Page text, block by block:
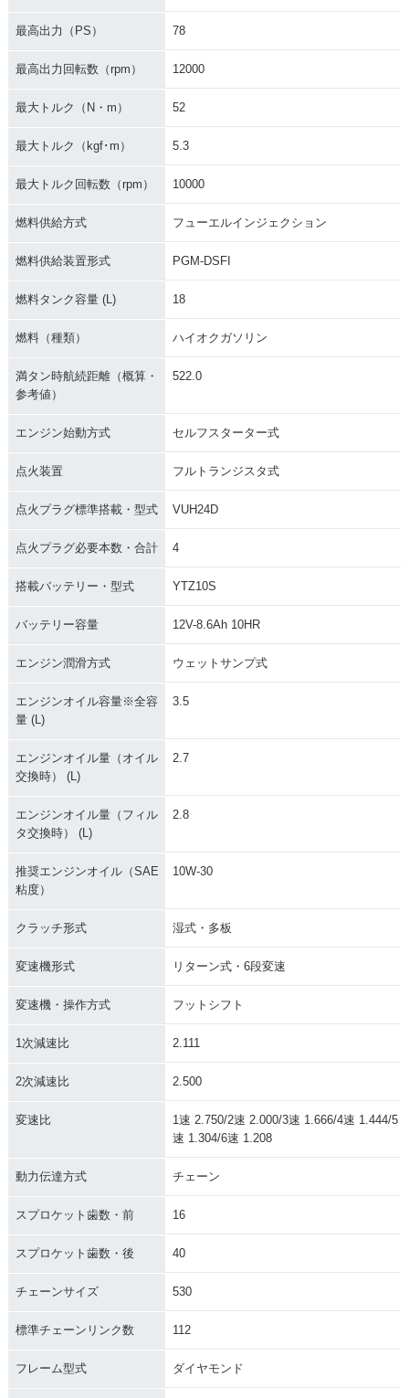
最高出力（PS） 78
最高出力回転数（rpm） 12000
最大トルク（N・m） 52
最大トルク（kgf･m） 5.3
最大トルク回転数（rpm） 10000
燃料供給方式 フューエルインジェクション
燃料供給装置形式 PGM-DSFI
燃料タンク容量 (L) 18
燃料（種類） ハイオクガソリン
満タン時航続距離（概算・
参考値）
522.0
エンジン始動方式 セルフスターター式
点火装置 フルトランジスタ式
点火プラグ標準搭載・型式 VUH24D
点火プラグ必要本数・合計 4
搭載バッテリー・型式 YTZ10S
バッテリー容量 12V-8.6Ah 10HR
エンジン潤滑方式 ウェットサンプ式
エンジンオイル容量※全容
量 (L)
3.5
エンジンオイル量（オイル
交換時） (L)
2.7
エンジンオイル量（フィル
タ交換時） (L)
2.8
推奨エンジンオイル（SAE
粘度）
10W-30
クラッチ形式 湿式・多板
変速機形式 リターン式・6段変速
変速機・操作方式 フットシフト
1次減速比 2.111
2次減速比 2.500
変速比
1速 2.750/2速 2.000/3速 1.666/4速 1.444/5
速 1.304/6速 1.208
動力伝達方式 チェーン
スプロケット歯数・前 16
スプロケット歯数・後 40
チェーンサイズ 530
標準チェーンリンク数 112
フレーム型式 ダイヤモンド